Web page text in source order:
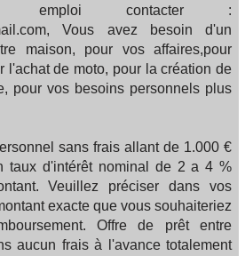
emploi contacter :
Vous avez besoin d'un
maison, pour vos affaires,pour
l'achat de moto, pour la création de
pour vos besoins personnels plus
sans frais allant de 1.000 €
taux d'intérêt nominal de 2 a 4 %
Veuillez préciser dans vos
exacte que vous souhaiteriez
Offre de prêt entre
aucun frais à l'avance totalement